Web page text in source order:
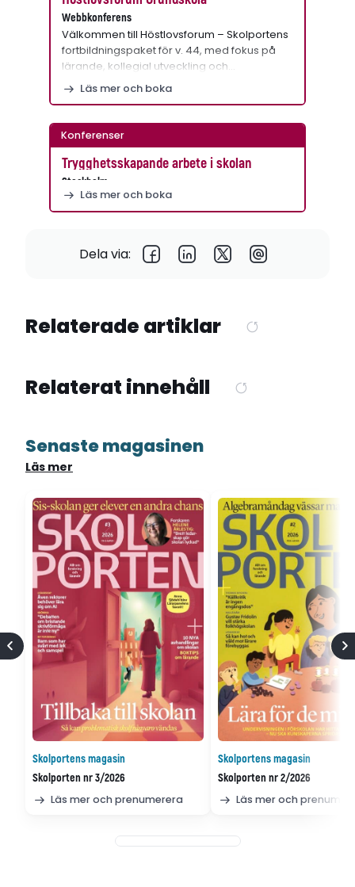
Webbkonferens
Välkommen till Höstlovsforum – Skolportens
fortbildningspaket för v. 44, med fokus på
lärande, kollegial utveckling och…
Läs mer och boka
Konferenser
Trygghetsskapande arbete i skolan
Stockholm
Läs mer och boka
Dela via:
Relaterade artiklar
Relaterat innehåll
Senaste magasinen
Läs mer
Skolportens magasin
Skolporten nr 3/2026
Läs mer och prenumerera
Skolportens magasin
Skolporten nr 2/2026
Läs mer och